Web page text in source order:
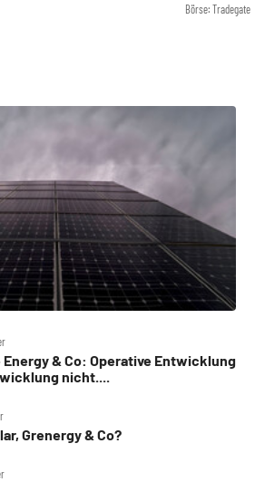
Börse: Tradegate
Energy & Co: Operative Entwicklung
nicht....
Grenergy & Co?